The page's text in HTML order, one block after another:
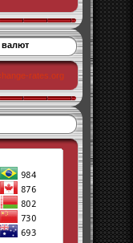
валют
rates.org